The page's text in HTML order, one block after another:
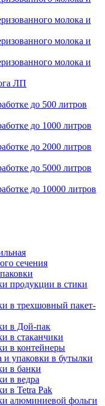
молока и
молока и
молока и
ЛП
до 500 литров
до 1000 литров
до 2000 литров
до 5000 литров
до 10000 литров
сечения
продукции в стики
в трехшовный пакет-
в Дой-пак
в стаканчики
в контейнеры
и упаковки в бутылки
в банки
в ведра
в Tetra Pak
алюминиевой фольги